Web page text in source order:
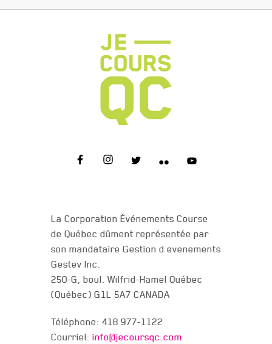
La Corporation Événements Course
de Québec dûment représentée par
son mandataire Gestion d evenements
Gestev Inc.
250-G, boul. Wilfrid-Hamel Québec
(Québec) G1L 5A7 CANADA
Téléphone: 418 977-1122
Courriel: info@jecoursqc.com